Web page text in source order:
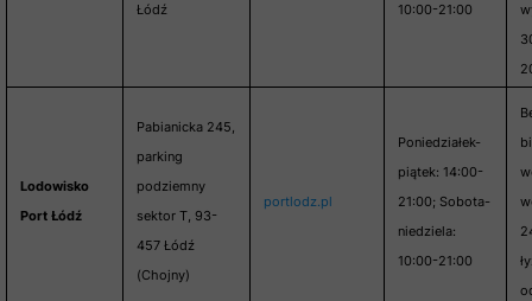
Łódź
10:00-21:00
Lodowisko
Port Łódź
Pabianicka 245,
parking
podziemny
sektor T, 93-
457 Łódź
(Chojny)
portlodz.pl
Poniedziałek-
piątek: 14:00-
21:00; Sobota-
niedziela:
10:00-21:00